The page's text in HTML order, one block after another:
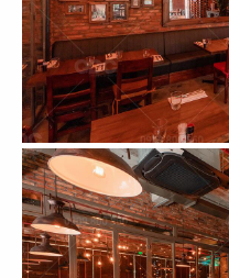
89
TEMUJIN
Nhà hàng Hàn Quốc
91
LEKAO'S COFFEE